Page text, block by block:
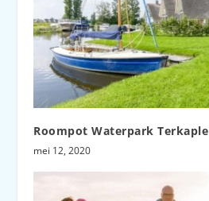
Roompot Waterpark Terkaple
mei 12, 2020